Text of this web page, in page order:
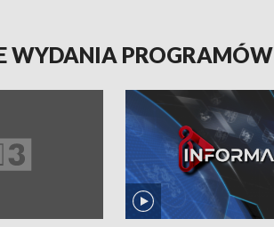
WYDANIA PROGRAMÓW